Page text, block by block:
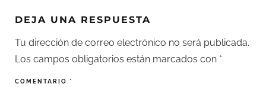
DEJA UNA RESPUESTA
Tu dirección de correo electrónico no será publicada.
Los campos obligatorios están marcados con *
COMENTARIO *